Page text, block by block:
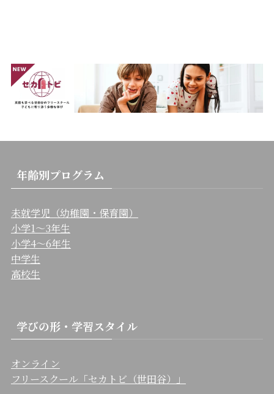
年齢別プログラム
未就学児（幼稚園・保育園）
小学1〜3年生
小学4〜6年生
中学生
高校生
学びの形・学習スタイル
オンライン
フリースクール「セカトビ（世田谷）」